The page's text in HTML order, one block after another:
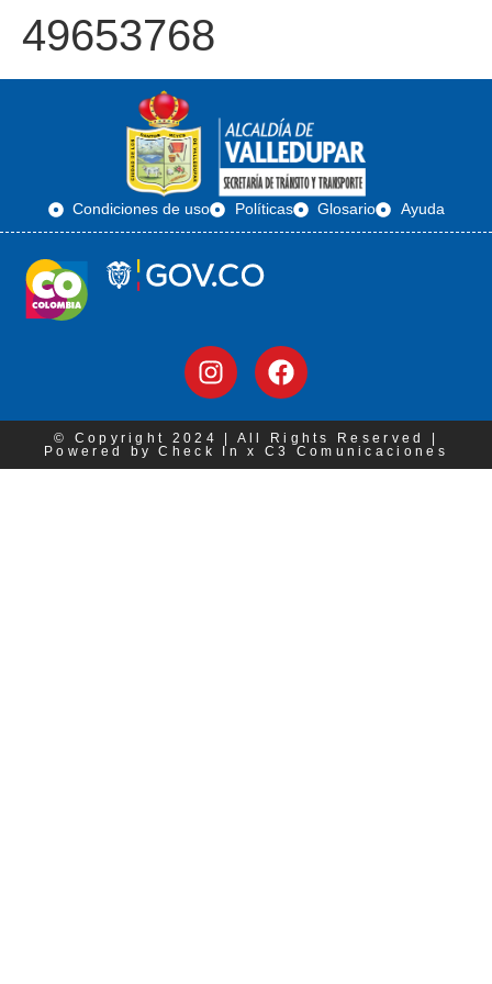
49653768
Condiciones de uso Políticas Glosario Ayuda
© Copyright 2024 | All Rights Reserved |
Powered by Check In x C3 Comunicaciones